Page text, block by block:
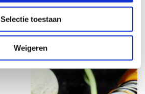
Selectie toestaan
Weigeren